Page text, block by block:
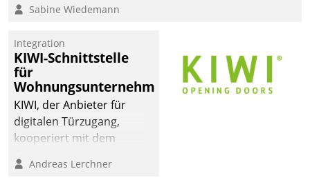
Sabine Wiedemann
Integration
KIWI-Schnittstelle
für
Wohnungsunternehmen
KIWI, der Anbieter für
digitalen Türzugang,
kooperiert mit dem
Softwareentwicklungshaus
Andreas Lerchner